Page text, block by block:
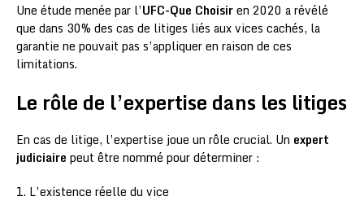
Une étude menée par l’UFC-Que Choisiren 2020 a révélé
que dans 30% des cas de litiges liés aux vices cachés, la
garantie ne pouvait pas s’appliquer en raison de ces
limitations.
Le rôle de l’expertise dans les litiges
En cas de litige, l’expertise joue un rôle crucial. Un expert
judiciaire peut être nommé pour déterminer :
1. L’existence réelle du vice